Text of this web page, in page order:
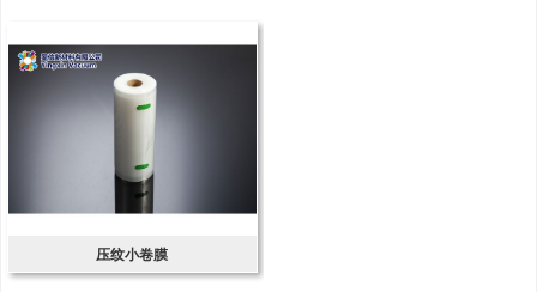
压纹小卷膜